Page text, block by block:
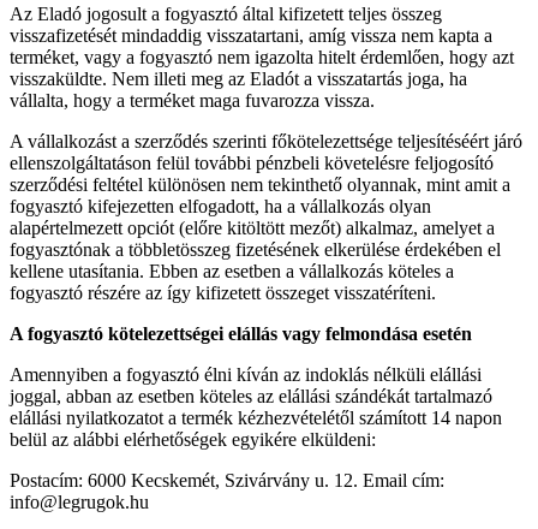
Az Eladó jogosult a fogyasztó által kifizetett teljes összeg
visszafizetését mindaddig visszatartani, amíg vissza nem kapta a
terméket, vagy a fogyasztó nem igazolta hitelt érdemlően, hogy azt
visszaküldte. Nem illeti meg az Eladót a visszatartás joga, ha
vállalta, hogy a terméket maga fuvarozza vissza.
A vállalkozást a szerződés szerinti főkötelezettsége teljesítéséért járó
ellenszolgáltatáson felül további pénzbeli követelésre feljogosító
szerződési feltétel különösen nem tekinthető olyannak, mint amit a
fogyasztó kifejezetten elfogadott, ha a vállalkozás olyan
alapértelmezett opciót (előre kitöltött mezőt) alkalmaz, amelyet a
fogyasztónak a többletösszeg fizetésének elkerülése érdekében el
kellene utasítania. Ebben az esetben a vállalkozás köteles a
fogyasztó részére az így kifizetett összeget visszatéríteni.
A fogyasztó kötelezettségei elállás vagy felmondása esetén
Amennyiben a fogyasztó élni kíván az indoklás nélküli elállási
joggal, abban az esetben köteles az elállási szándékát tartalmazó
elállási nyilatkozatot a termék kézhezvételétől számított 14 napon
belül az alábbi elérhetőségek egyikére elküldeni:
Postacím: 6000 Kecskemét, Szivárvány u. 12. Email cím:
info@legrugok.hu